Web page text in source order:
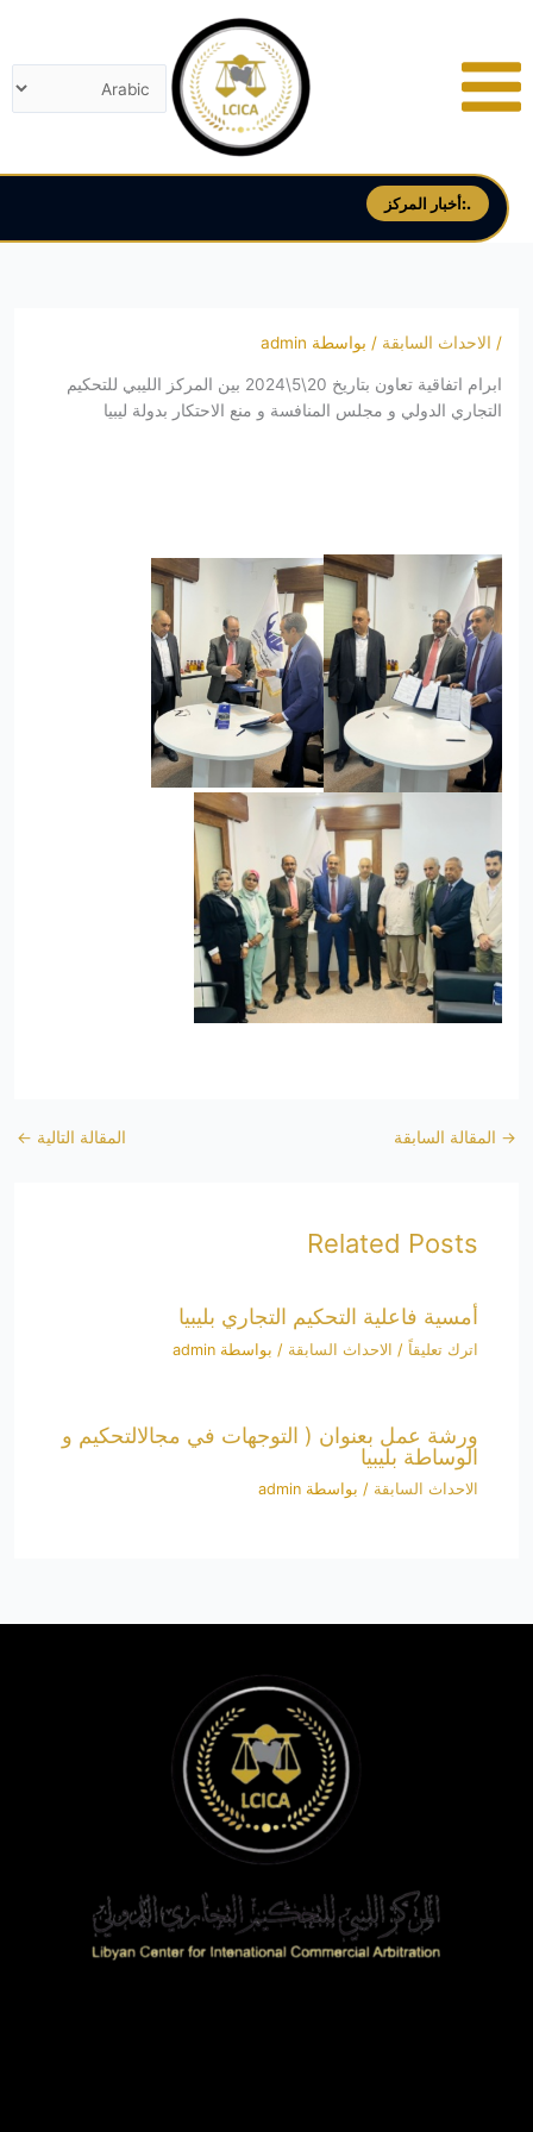
المحتوى
أخبار المركز:.
/ الاحداث السابقة / بواسطة admin
ابرام اتفاقية تعاون بتاريخ 20\5\2024 بين المركز الليبي للتحكيم
التجاري الدولي و مجلس المنافسة و منع الاحتكار بدولة ليبيا
→ المقالة السابقة المقالة التالية ←
Related Posts
أمسية فاعلية التحكيم التجاري بليبيا
اترك تعليقاً / الاحداث السابقة / بواسطة admin
ورشة عمل بعنوان ( التوجهات في مجالالتحكيم و
الوساطة بليبيا
الاحداث السابقة / بواسطة admin